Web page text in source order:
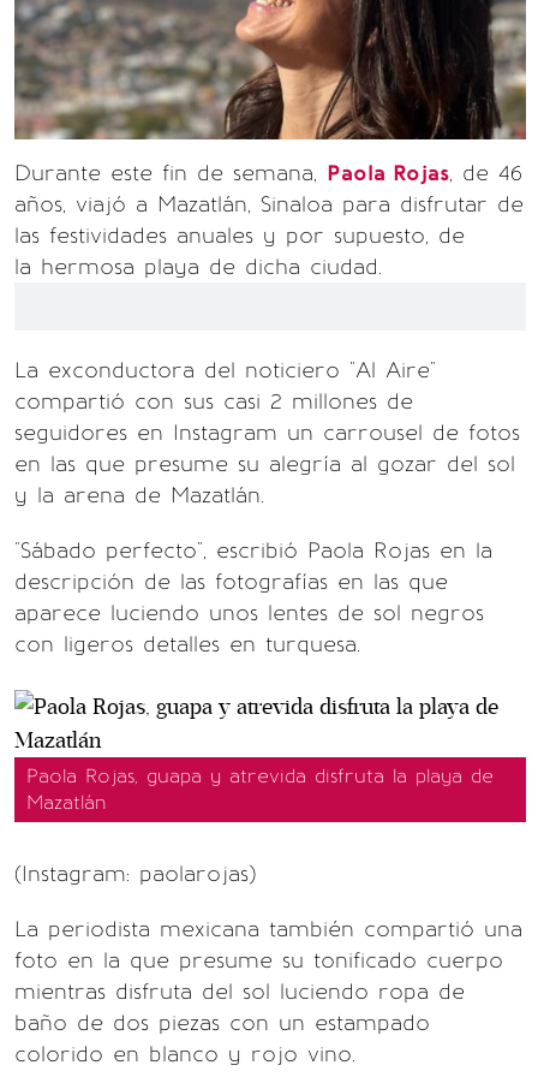
Durante este fin de semana, Paola Rojas, de 46
años, viajó a Mazatlán, Sinaloa para disfrutar de
las festividades anuales y por supuesto, de
la hermosa playa de dicha ciudad.
La exconductora del noticiero "Al Aire"
compartió con sus casi 2 millones de
seguidores en Instagram un carrousel de fotos
en las que presume su alegría al gozar del sol
y la arena de Mazatlán.
"Sábado perfecto", escribió Paola Rojas en la
descripción de las fotografías en las que
aparece luciendo unos lentes de sol negros
con ligeros detalles en turquesa.
Paola Rojas, guapa y atrevida disfruta la playa de
Mazatlán
(Instagram: paolarojas)
La periodista mexicana también compartió una
foto en la que presume su tonificado cuerpo
mientras disfruta del sol luciendo ropa de
baño de dos piezas con un estampado
colorido en blanco y rojo vino.